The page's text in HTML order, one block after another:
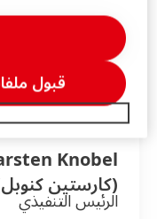
Knobel
(كارستين
الرئيس التنفيذي
قبول